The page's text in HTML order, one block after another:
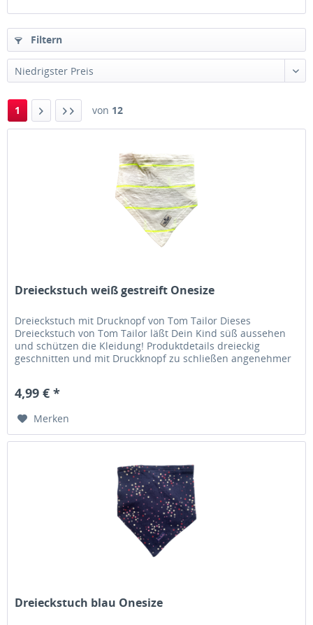
Filtern
1 von 12
Dreieckstuch weiß gestreift Onesize
Dreieckstuch mit Drucknopf von Tom Tailor Dieses
Dreieckstuch von Tom Tailor läßt Dein Kind süß aussehen
und schützen die Kleidung! Produktdetails dreieckig
geschnitten und mit Druckknopf zu schließen angenehmer
4,99 € *
Merken
Dreieckstuch blau Onesize